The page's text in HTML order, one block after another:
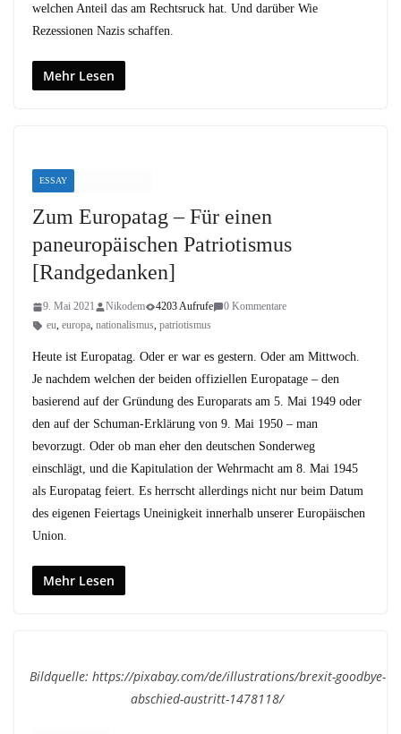
welchen Anteil das am Rechtsruck hat. Und darüber Wie
Rezessionen Nazis schaffen.
Mehr Lesen
ESSAY
Zum Europatag – Für einen
paneuropäischen Patriotismus
[Randgedanken]
9. Mai 2021 Nikodem 4203 Aufrufe
0 Kommentare
eu, europa, nationalismus, patriotismus
Heute ist Europatag. Oder er war es gestern. Oder am Mittwoch.
Je nachdem welchen der beiden offiziellen Europatage – den
basierend auf der Gründung des Europarats am 5. Mai 1949 oder
den auf der Schuman-Erklärung von 9. Mai 1950 – man
bevorzugt. Oder ob man eher den deutschen Sonderweg
einschlägt, und die Kapitulation der Wehrmacht am 8. Mai 1945
als Europatag feiert. Es herrscht allerdings nicht nur beim Datum
des eigenen Feiertags Uneinigkeit innerhalb unserer Europäischen
Union.
Mehr Lesen
Bildquelle: https://pixabay.com/de/illustrations/brexit-goodbye-
abschied-austritt-1478118/